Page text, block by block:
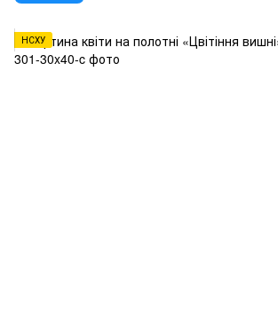
НСХУ